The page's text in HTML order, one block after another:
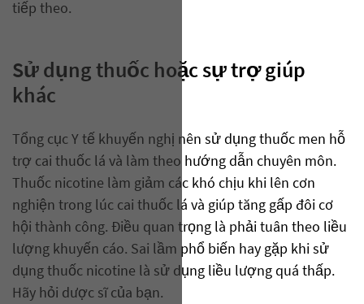
tiếp theo.
Sử dụng thuốc hoặc sự trợ giúp
khác
Tổng cục Y tế khuyến nghị nên sử dụng thuốc men hỗ
trợ cai thuốc lá và làm theo hướng dẫn chuyên môn.
Thuốc nicotine làm giảm các khó chịu khi lên cơn
nghiện trong lúc cai thuốc lá và giúp tăng gấp đôi cơ
hội thành công. Điều quan trọng là phải tuân theo liều
lượng khuyến cáo. Sai lầm phổ biến hay gặp khi sử
dụng thuốc nicotine là sử dụng liều lượng quá thấp.
Hãy hỏi dược sĩ của bạn.